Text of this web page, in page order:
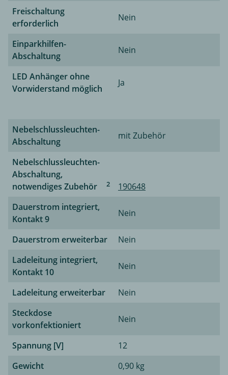
Freischaltung
erforderlich
Nein
Einparkhilfen-
Abschaltung
Nein
LED Anhänger ohne
Vorwiderstand möglich
Ja
Nebelschlussleuchten-
Abschaltung
mit Zubehör
Nebelschlussleuchten-
Abschaltung,
notwendiges Zubehör
2
190648
Dauerstrom integriert,
Kontakt 9
Nein
Dauerstrom erweiterbar
Nein
Ladeleitung integriert,
Kontakt 10
Nein
Ladeleitung erweiterbar
Nein
Steckdose
vorkonfektioniert
Nein
Spannung [V]
12
Gewicht
0,90 kg